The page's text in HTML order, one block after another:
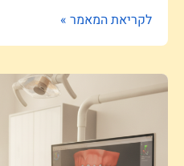
לקריאת המאמר »